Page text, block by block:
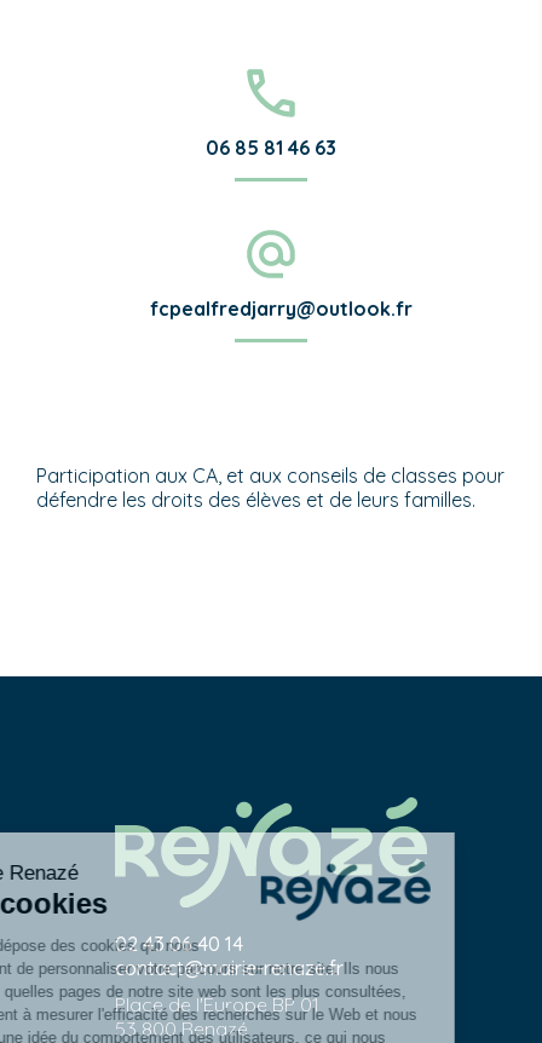
06 85 81 46 63
fcpealfredjarry@outlook.fr
Participation aux CA, et aux conseils de classes pour
défendre les droits des élèves et de leurs familles.
02 43 06 40 14
contact@mairie-renaze.fr
Place de l'Europe BP 01
53 800 Renazé